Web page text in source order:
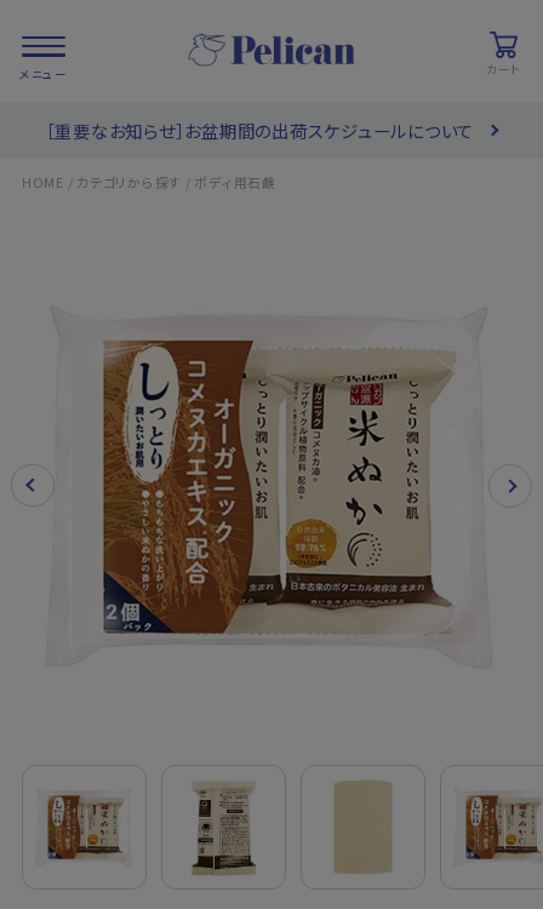
カート
PRODUCTS/ 商品を探す
COLLECTIONS / ブランド一覧
定期購入
ご利用案内
［重要なお知らせ］お盆期間の出荷スケジュールについて
HOME / カテゴリから探す / ボディ用石鹸